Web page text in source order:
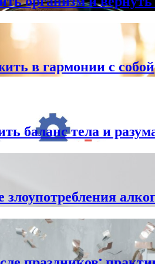
в гармонии с собой
баланс тела и
злоупотребления